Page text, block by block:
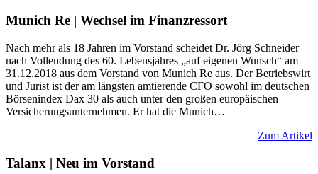
Munich Re | Wechsel im Finanzressort
Nach mehr als 18 Jahren im Vorstand scheidet Dr. Jörg Schneider
nach Vollendung des 60. Lebensjahres „auf eigenen Wunsch“ am
31.12.2018 aus dem Vorstand von Munich Re aus. Der Betriebswirt
und Jurist ist der am längsten amtierende CFO sowohl im deutschen
Börsenindex Dax 30 als auch unter den großen europäischen
Versicherungsunternehmen. Er hat die Munich…
Zum Artikel
Talanx | Neu im Vorstand